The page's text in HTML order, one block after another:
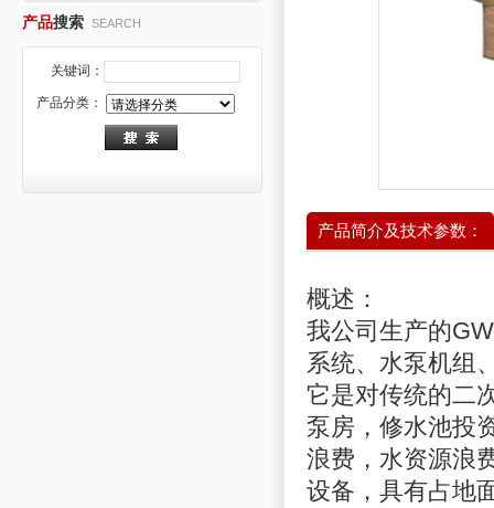
产品搜索 SEARCH
关键词：
产品分类：
产品简介及技术参数：
概述：
我公司生产的
系统、水泵机组
它是对传统的二
泵房，修水池投
浪费，水资源浪
设备，具有占地